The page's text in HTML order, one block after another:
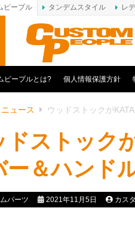
ピープルとは? 個人情報保護方針
ニュース ウッドストックが
ドストック
ー＆ハンド
パーツ 2021年11月5日 カス
ピープル タンデムスタイル レ